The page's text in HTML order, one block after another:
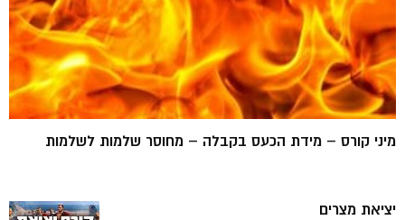
מיני קורס – מידת הכעס בקבלה – מחוסר שלמות לשלמות
יציאת מצרים